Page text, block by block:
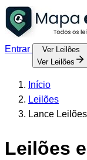
Entrar
Ver Leilões
Ver Leilões
Início
Leilões
Lance Leilões
Leilões